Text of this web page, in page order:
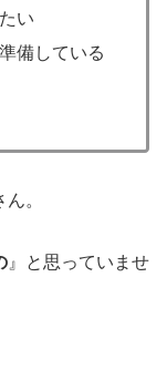
い
備している
。
』と思っていませ